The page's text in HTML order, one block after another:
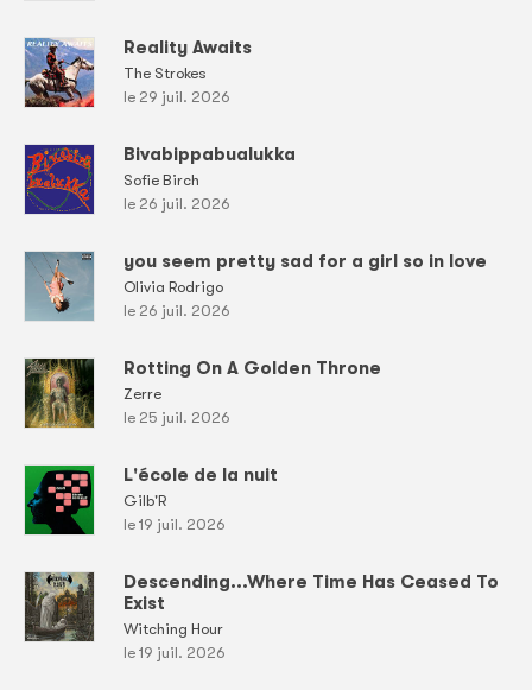
Reality Awaits
The Strokes
le 29 juil. 2026
Bivabippabualukka
Sofie Birch
le 26 juil. 2026
you seem pretty sad for a girl so in love
Olivia Rodrigo
le 26 juil. 2026
Rotting On A Golden Throne
Zerre
le 25 juil. 2026
L'école de la nuit
Gilb'R
le 19 juil. 2026
Descending...Where Time Has Ceased To
Exist
Witching Hour
le 19 juil. 2026